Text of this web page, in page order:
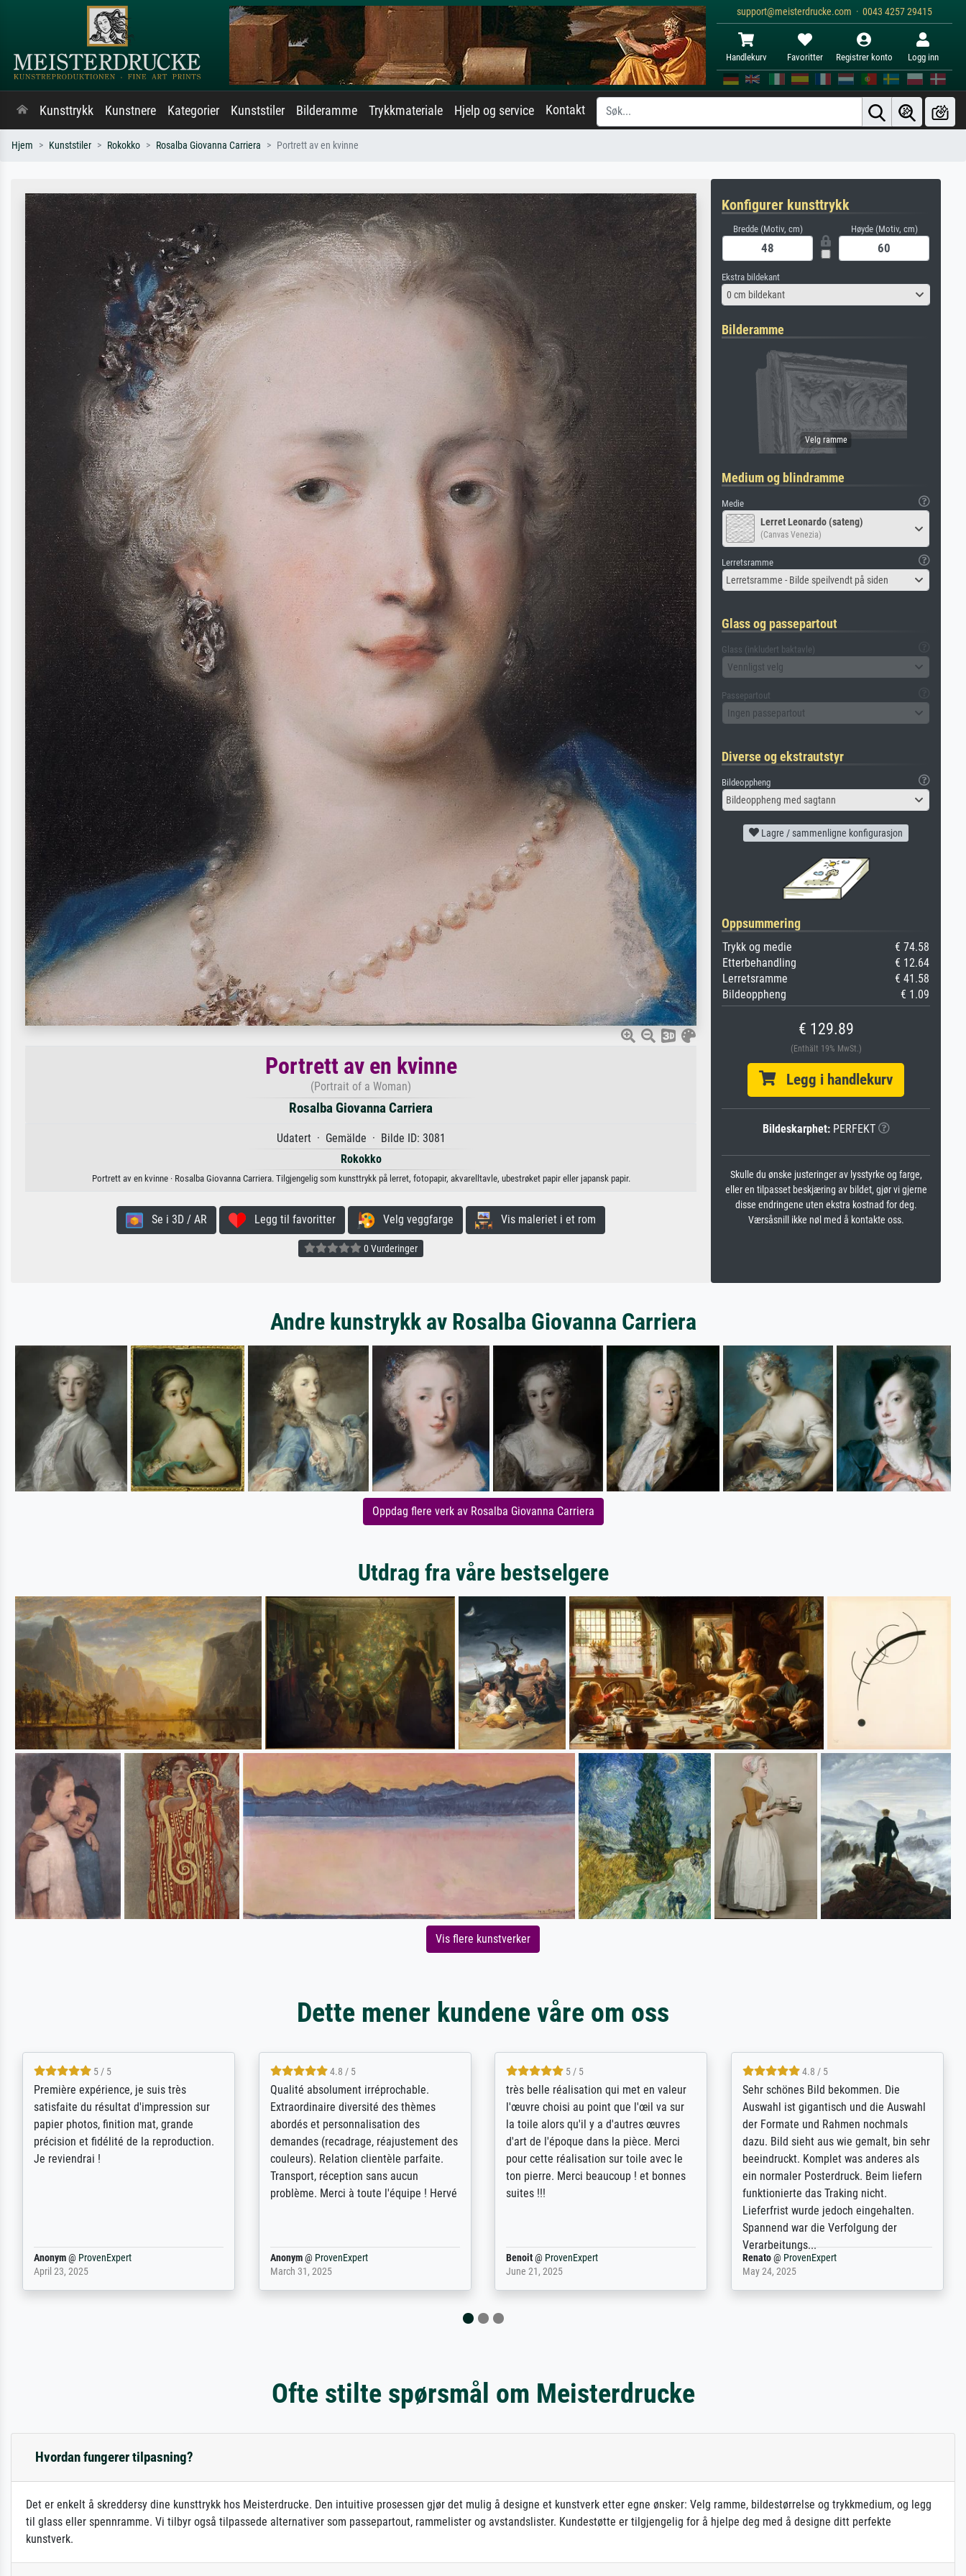
support@meisterdrucke.com · 0043 4257 29415
Handlekurv Favoritter Registrer konto Logg inn
Kunsttrykk Kunstnere Kategorier Kunststiler Bilderamme Trykkmateriale Hjelp og service Kontakt
Hjem Kunststiler Rokokko Rosalba Giovanna Carriera Portrett av en kvinne
Portrett av en kvinne
(Portrait of a Woman)
Rosalba Giovanna Carriera
Udatert · Gemälde · Bilde ID: 3081
Rokokko
Portrett av en kvinne · Rosalba Giovanna Carriera. Tilgjengelig som kunsttrykk på lerret, fotopapir, akvarelltavle, ubestrøket papir eller japansk papir.
Se i 3D / AR Legg til favoritter Velg veggfarge Vis maleriet i et rom
0 Vurderinger
Konfigurer kunsttrykk
Bredde (Motiv, cm) Høyde (Motiv, cm)
Ekstra bildekant
0 cm bildekant
Bilderamme
Medium og blindramme
Medie
Lerret Leonardo (sateng)
(Canvas Venezia)
Lerretsramme
Lerretsramme - Bilde speilvendt på siden
Glass og passepartout
Glass (inkludert baktavle)
Vennligst velg
Passepartout
Ingen passepartout
Diverse og ekstrautstyr
Bildeoppheng
Bildeoppheng med sagtann
Lagre / sammenligne konfigurasjon
Oppsummering
Trykk og medie
€ 74.58
Etterbehandling
€ 12.64
Lerretsramme
€ 41.58
Bildeoppheng
€ 1.09
€ 129.89
(Enthält 19% MwSt.)
Legg i handlekurv
Bildeskarphet:PERFEKT
Skulle du ønske justeringer av lysstyrke og farge,
eller en tilpasset beskjæring av bildet, gjør vi gjerne
disse endringene uten ekstra kostnad for deg.
Værsåsnill ikke nøl med å kontakte oss.
Andre kunstrykk av Rosalba Giovanna Carriera
Oppdag flere verk av Rosalba Giovanna Carriera
Utdrag fra våre bestselgere
Vis flere kunstverker
Dette mener kundene våre om oss
4.5 / 5
ik beoordeel Meisterdrucke zeer
positief. Door de 69505 beschikbare
kunstenaars scrollen is echter
onbegonnen werk (na stoppen begint
het weer van voor af aan). Als er naar
Waarom duidt u ...
philip@ProvenExpert
September 23, 2025
5 / 5
Wow....ich bin sehr über die Qualität
erstaunt. Diese Drucke haben all´meine
Erwartungen übertroffen. Desgleichen
der Ablauf der Bestellung. Grosses
Kompliment.
Anonym@ ProvenExpert
April 20, 2025
4 / 5
De levering door Bpost was absoluut
desastreus. De gemelde leveringstijd
sloeg nergens op. Er werd niet
aangebeld en niet geleverd op de
voorziene dag. Er werd ook geen
duidelijke informatie gegeven over wat
er dan met het pakket ging gebeuren.
Anonym@ProvenExpert
December 12, 2025
4.8 / 5
So, I ordered a large print of The
Annunciation by Fra Angelico from a
very large and popular American
"art/poster" site advertising giclee print
quality. The quality for a large print was
atrocious. They refunded me when I sent
pictures of the blurry print vs. a
Wikipedia commons representation.
They stated they couldn't do ...
Anonym@ProvenExpert
December 4, 2025
Ofte stilte spørsmål om Meisterdrucke
Hvordan fungerer tilpasning?
Det er enkelt å skreddersy dine kunsttrykk hos Meisterdrucke. Den intuitive prosessen gjør det mulig å designe et kunstverk etter egne ønsker: Velg ramme, bildestørrelse og trykkmedium, og legg
til glass eller spennramme. Vi tilbyr også tilpassede alternativer som passepartout, rammelister og avstandslister. Kundestøtte er tilgjengelig for å hjelpe deg med å designe ditt perfekte
kunstverk.